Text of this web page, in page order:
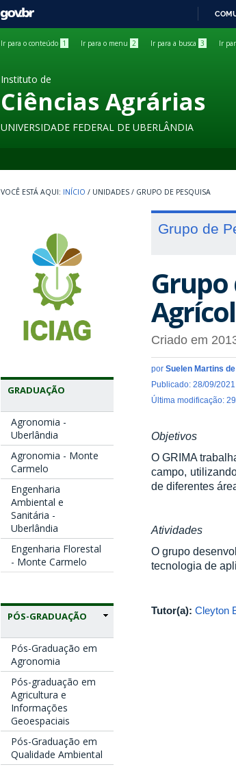
GOVBR
Ir para o conteúdo 1 Ir para o menu 2 Ir para a busca 3 Ir
Instituto de
Ciências Agrárias
UNIVERSIDADE FEDERAL DE UBERLÂNDIA
INÍCIO / UNIDADES / GRUPO DE PESQUISA
GRADUAÇÃO
Agronomia -
Uberlândia
Agronomia - Monte
Carmelo
Engenharia
Ambiental e
Sanitária -
Uberlândia
Engenharia Florestal
- Monte Carmelo
PÓS-GRADUAÇÃO
Pós-Graduação em
Agronomia
Pós-graduação em
Agricultura e
Informações
Geoespaciais
Pós-Graduação em
Qualidade Ambiental
Grupo de
Grupo
Criado em
por Suelen Martins
Publicado: 28/09/
Última modificação:
Objetivos
O GRIMA
campo,
de diferentes
Atividades
O grupo
tecnologia de
Tutor(a): Cleyton